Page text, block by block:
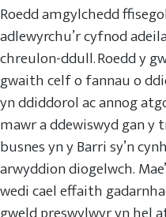
Roedd amgylchedd
adlewyrchu’r cyfnod
chreulon-ddull. Roedd y
gwaith celf o fannau o
yn ddiddorol ac annog
mawr a ddewiswyd gan y
busnes yn y Barri sy’n
arwyddion diogelwch.
wedi cael effaith